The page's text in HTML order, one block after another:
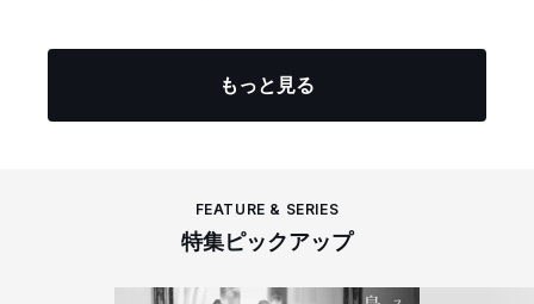
もっと見る
FEATURE & SERIES
特集ピックアップ